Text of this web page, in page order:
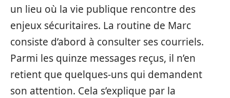
un lieu où la vie publique rencontre des
enjeux sécuritaires. La routine de Marc
consiste d’abord à consulter ses courriels.
Parmi les quinze messages reçus, il n’en
retient que quelques-uns qui demandent
son attention. Cela s’explique par la